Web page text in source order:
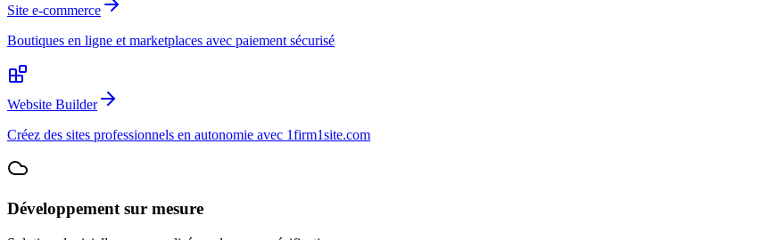
Site e-commerce
Boutiques en ligne et marketplaces avec paiement sécurisé
Website Builder
Créez des sites professionnels en autonomie avec 1firm1site.com
Développement sur mesure